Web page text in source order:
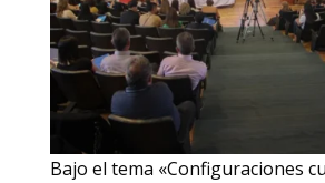
Bajo el tema «Configuraciones